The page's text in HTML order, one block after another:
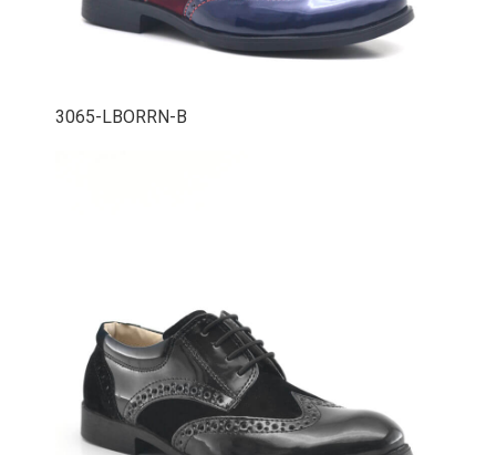
3065-LBORRN-B